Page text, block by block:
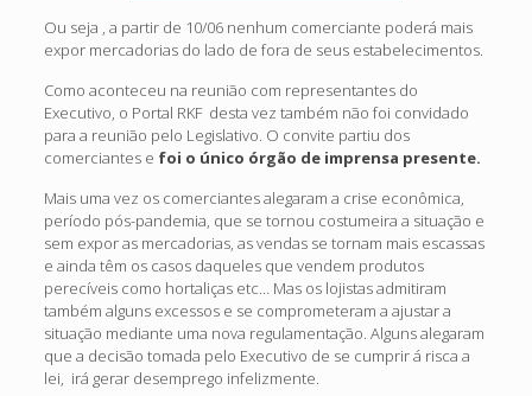
Ou seja , a partir de 10/06 nenhum comerciante poderá mais
expor mercadorias do lado de fora de seus estabelecimentos.
Como aconteceu na reunião com representantes do
Executivo, o Portal RKF desta vez também não foi convidado
para a reunião pelo Legislativo. O convite partiu dos
comerciantes e foi o único órgão de imprensa presente.
Mais uma vez os comerciantes alegaram a crise econômica,
período pós-pandemia, que se tornou costumeira a situação e
sem expor as mercadorias, as vendas se tornam mais escassas
e ainda têm os casos daqueles que vendem produtos
perecíveis como hortaliças etc… Mas os lojistas admitiram
também alguns excessos e se comprometeram a ajustar a
situação mediante uma nova regulamentação. Alguns alegaram
que a decisão tomada pelo Executivo de se cumprir á risca a
lei, irá gerar desemprego infelizmente.